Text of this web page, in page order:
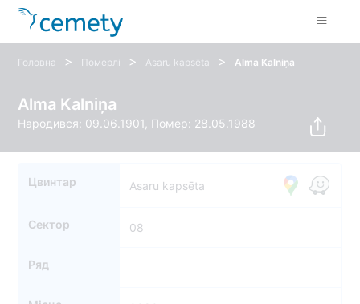
Головна > Померлі > Asaru kapsēta > Alma Kalniņa
Alma Kalniņa
Народився: 09.06.1901, Помер: 28.05.1988
Цвинтар Asaru kapsēta
Сектор 08
Ряд